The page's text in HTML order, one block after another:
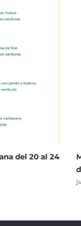
Semana del 13 al 17